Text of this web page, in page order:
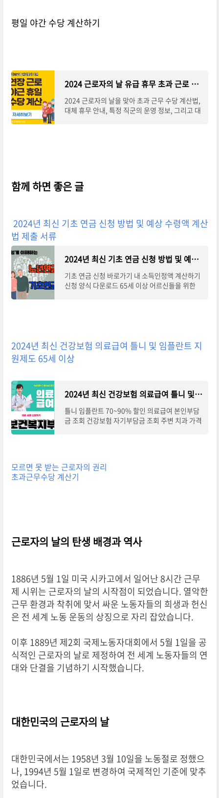
평일 야간 수당 계산하기
2024 근로자의 날 유급 휴무 초과 근로 수당 계산법 아르바이트 계산
2024 근로자의 날을 맞아 초과 근무 수당 계산법,
대체 휴무 안내, 특정 직군의 운영 정보, 그리고 대
함께 하면 좋은 글
2024년 최신 기초 연금 신청 방법 및 예상 수령액 계산
법 제출 서류
2024년 최신 기초 연금 신청 방법 및 예상 수령액 계산법 제출 서류
기초 연금 신청 바로가기 내 소득인정액 계산하기
신청 양식 다운로드 65세 이상 어르신들을 위한
2024년 최신 건강보험 의료급여 틀니 및 임플란트 지
원제도 65세 이상
2024년 최신 건강보험 의료급여 틀니 및 임플란트 지원제도 65세 이상
틀니 임플란트 70~90% 할인 의료급여 본인부담
금 조회 건강보험 자기부담금 조회 주변 치과 가격
모르면 못 받는 근로자의 권리
초과근무수당 계산기
근로자의 날의 탄생 배경과 역사
1886년 5월 1일 미국 시카고에서 일어난 8시간 근무
제 시위는 근로자의 날의 시작점이 되었습니다. 열악한
근무 환경과 착취에 맞서 싸운 노동자들의 희생과 헌신
은 전 세계 노동 운동의 상징으로 자리 잡았습니다.
이후 1889년 제2회 국제노동자대회에서 5월 1일을 공
식적인 근로자의 날로 제정하여 전 세계 노동자들의 연
대와 단결을 기념하기 시작했습니다.
대한민국의 근로자의 날
대한민국에서는 1958년 3월 10일을 노동절로 정했으
나, 1994년 5월 1일로 변경하여 국제적인 기준에 맞추
었습니다.